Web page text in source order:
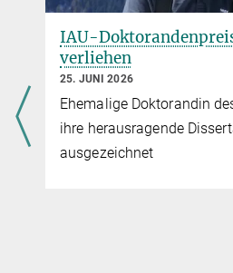
Hochenergie-
+49 89 3000-3514
azk@...
Max-Planck-Institut
Garching
IAU-
verliehen
25. JUNI 2026
Ehemalige Doktorandin
ihre herausragende
ausgezeichnet